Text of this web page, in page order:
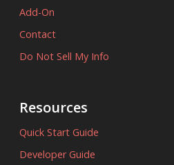
Add-On
Contact
Do Not Sell My Info
Resources
Quick Start Guide
Developer Guide